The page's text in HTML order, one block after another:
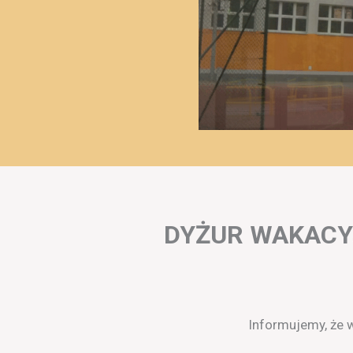
DYŻUR
Informujemy, że